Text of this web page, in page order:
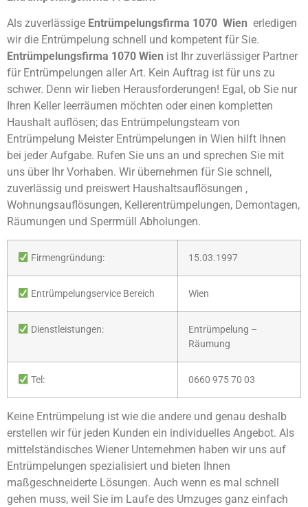
Als zuverlässige Entrümpelungsfirma 1070 Wien erledigen
wir die Entrümpelung schnell und kompetent für Sie.
Entrümpelungsfirma 1070 Wien ist Ihr zuverlässiger Partner
für Entrümpelungen aller Art. Kein Auftrag ist für uns zu
schwer. Denn wir lieben Herausforderungen! Egal, ob Sie nur
Ihren Keller leerräumen möchten oder einen kompletten
Haushalt auflösen; das Entrümpelungsteam von
Entrümpelung Meister Entrümpelungen in Wien hilft Ihnen
bei jeder Aufgabe. Rufen Sie uns an und sprechen Sie mit
uns über Ihr Vorhaben. Wir übernehmen für Sie schnell,
zuverlässig und preiswert Haushaltsauflösungen ,
Wohnungsauflösungen, Kellerentrümpelungen, Demontagen,
Räumungen und Sperrmüll Abholungen.
Firmengründung: 15.03.1997
Entrümpelungservice Bereich Wien
Dienstleistungen:
Entrümpelung –
Räumung
Tel: 0660 975 70 03
Keine Entrümpelung ist wie die andere und genau deshalb
erstellen wir für jeden Kunden ein individuelles Angebot. Als
mittelständisches Wiener Unternehmen haben wir uns auf
Entrümpelungen spezialisiert und bieten Ihnen
maßgeschneiderte Lösungen. Auch wenn es mal schnell
gehen muss, weil Sie im Laufe des Umzuges ganz einfach